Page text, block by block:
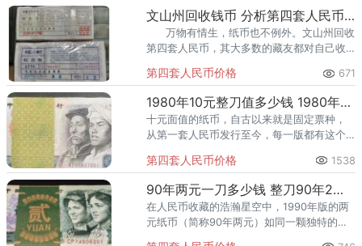
天一柱"海滩之上。
文山州回收钱币 分析第四套人民币价格汇总数据
万物有情生，纸币也不例外。文山州回收
第四套人民币，其大多数的藏友都对自己收
总数据也自然而然成为人们关
第四套人民币价格 671
1980年10元整刀值多少钱 1980年10元整刀最新价格
十元面值的纸币，自古以来就是固定票种，
从第一套人民币发行至今，每一版都有这个
同版的十元，带来的故事不同，不同时代的
人，也对不同的十元有着独特的
第四套人民币价格 1538
90年两元一刀多少钱 整刀90年2元纸币价格
在人民币收藏的浩瀚星空中，1990年版的两
元纸币（简称90年两元）如同一颗独特的星